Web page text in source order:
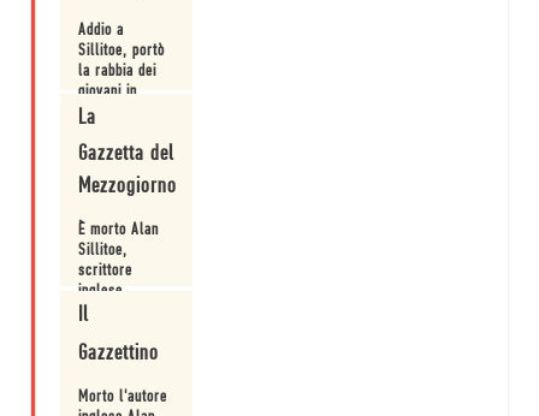
Addio a
Sillitoe, portò
la rabbia dei
giovani in
letteratura
La
Gazzetta del
Mezzogiorno
È morto Alan
Sillitoe,
scrittore
inglese
Il
Gazzettino
Morto l'autore